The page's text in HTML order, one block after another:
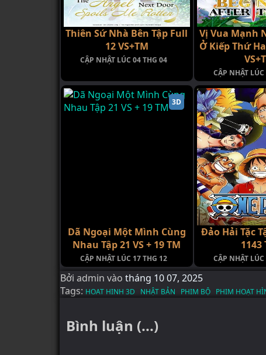
Thiên Sứ Nhà Bên Tập Full
12 VS+TM
CẬP NHẬT LÚC 04 THG 04
Vị Vua Mạnh
Ở Kiếp Thứ
CẬP NHẬT
3D
Dã Ngoại Một Mình Cùng
Nhau Tập 21 VS + 19 TM
CẬP NHẬT LÚC 17 THG 12
Đảo Hải Tặc
1143
CẬP NHẬT
Bởi admin vào tháng 10 07, 2025
Tags: HOAT HINH 3D NHẬT BẢN PHIM BỘ PHIM HOẠT
Bình luận (...)